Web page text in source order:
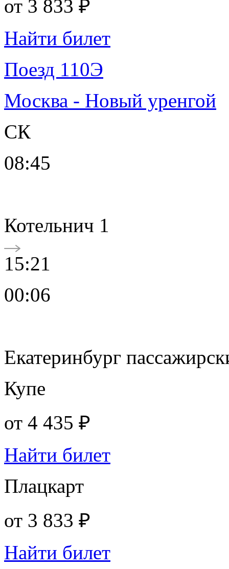
от 3 833 ₽
Найти билет
Поезд 110Э
Москва - Новый уренгой
СК
08:45
Котельнич 1
15:21
00:06
Екатеринбург
Купе
от 4 435 ₽
Найти билет
Плацкарт
от 3 833 ₽
Найти билет